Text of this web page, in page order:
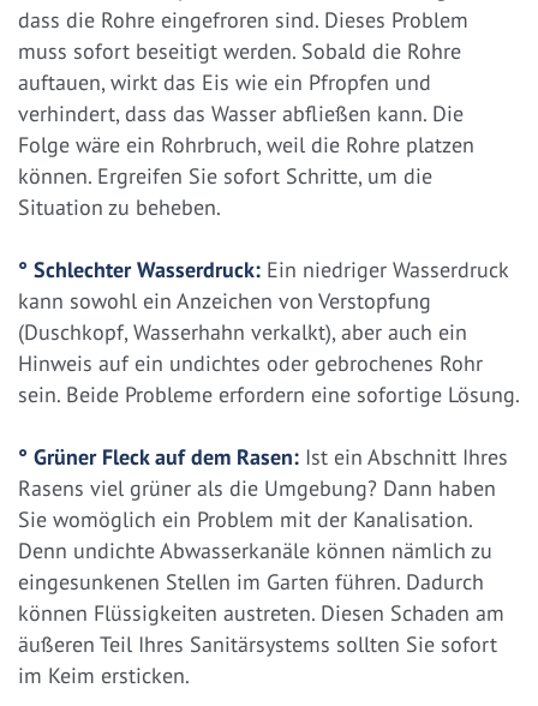
dass die Rohre eingefroren sind. Dieses Problem
muss sofort beseitigt werden. Sobald die Rohre
auftauen, wirkt das Eis wie ein Pfropfen und
verhindert, dass das Wasser abfließen kann. Die
Folge wäre ein Rohrbruch, weil die Rohre platzen
können. Ergreifen Sie sofort Schritte, um die
Situation zu beheben.
° Schlechter Wasserdruck: Ein niedriger Wasserdruck
kann sowohl ein Anzeichen von Verstopfung
(Duschkopf, Wasserhahn verkalkt), aber auch ein
Hinweis auf ein undichtes oder gebrochenes Rohr
sein. Beide Probleme erfordern eine sofortige Lösung.
° Grüner Fleck auf dem Rasen: Ist ein Abschnitt Ihres
Rasens viel grüner als die Umgebung? Dann haben
Sie womöglich ein Problem mit der Kanalisation.
Denn undichte Abwasserkanäle können nämlich zu
eingesunkenen Stellen im Garten führen. Dadurch
können Flüssigkeiten austreten. Diesen Schaden am
äußeren Teil Ihres Sanitärsystems sollten Sie sofort
im Keim ersticken.